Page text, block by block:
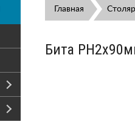
Главная
Бита